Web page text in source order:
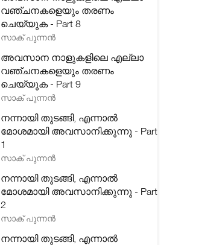
വഞ്ചനകളെയും തരണം
ചെയ്യുക - Part 8
സാക് പുന്നൻ
അവസാന നാളുകളിലെ എല്ലാ
വഞ്ചനകളെയും തരണം
ചെയ്യുക - Part 9
സാക് പുന്നൻ
നന്നായി തുടങ്ങി, എന്നാൽ
മോശമായി അവസാനിക്കുന്നു - Part
1
സാക് പുന്നൻ
നന്നായി തുടങ്ങി, എന്നാൽ
മോശമായി അവസാനിക്കുന്നു - Part
2
സാക് പുന്നൻ
നന്നായി തുടങ്ങി, എന്നാൽ